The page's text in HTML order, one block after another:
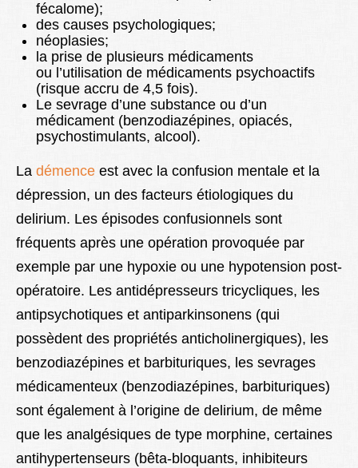
fécalome);
des causes psychologiques;
néoplasies;
la prise de plusieurs médicaments
ou l’utilisation de médicaments psychoactifs
(risque accru de 4,5 fois).
Le sevrage d’une substance ou d’un
médicament (benzodiazépines, opiacés,
psychostimulants, alcool).
La démence est avec la confusion mentale et la
dépression, un des facteurs étiologiques du
delirium. Les épisodes confusionnels sont
fréquents après une opération provoquée par
exemple par une hypoxie ou une hypotension post-
opératoire. Les antidépresseurs tricycliques, les
antipsychotiques et antiparkinsonens (qui
possèdent des propriétés anticholinergiques), les
benzodiazépines et barbituriques, les sevrages
médicamenteux (benzodiazépines, barbituriques)
sont également à l’origine de delirium, de même
que les analgésiques de type morphine, certaines
antihypertenseurs (bêta-bloquants, inhibiteurs